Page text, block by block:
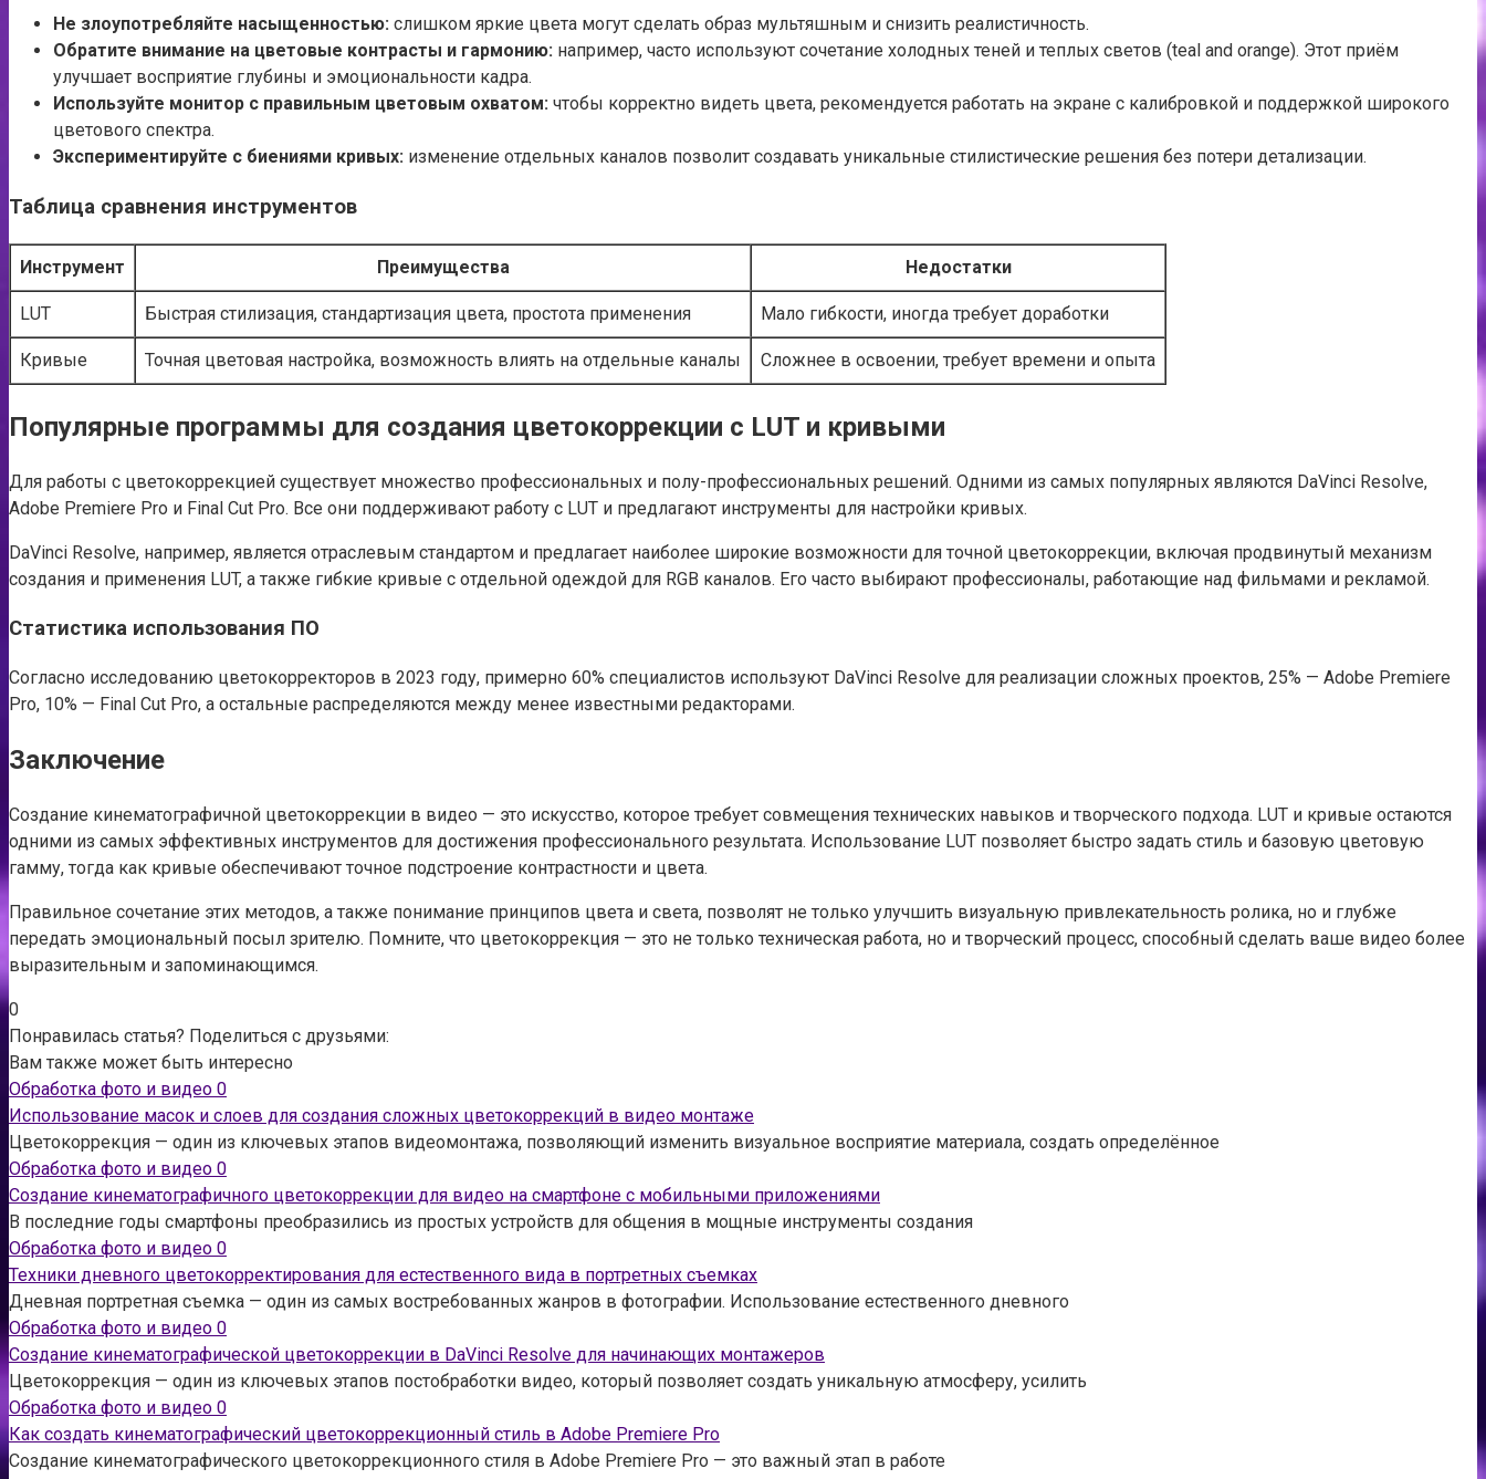
Не злоупотребляйте насыщенностью: слишком яркие цвета могут сделать образ мультяшным и снизить реалистичность.
Обратите внимание на цветовые контрасты и гармонию: например, часто используют сочетание холодных теней и теплых светов (teal and orange). Этот приём
улучшает восприятие глубины и эмоциональности кадра.
Используйте монитор с правильным цветовым охватом: чтобы корректно видеть цвета, рекомендуется работать на экране с калибровкой и поддержкой широкого
цветового спектра.
Экспериментируйте с биениями кривых: изменение отдельных каналов позволит создавать уникальные стилистические решения без потери детализации.
Таблица сравнения инструментов
Инструмент Преимущества Недостатки
LUT Быстрая стилизация, стандартизация цвета, простота применения Мало гибкости, иногда требует доработки
Кривые Точная цветовая настройка, возможность влиять на отдельные каналы Сложнее в освоении, требует времени и опыта
Популярные программы для создания цветокоррекции с LUT и кривыми
Для работы с цветокоррекцией существует множество профессиональных и полу-профессиональных решений. Одними из самых популярных являются DaVinci Resolve,
Adobe Premiere Pro и Final Cut Pro. Все они поддерживают работу с LUT и предлагают инструменты для настройки кривых.
DaVinci Resolve, например, является отраслевым стандартом и предлагает наиболее широкие возможности для точной цветокоррекции, включая продвинутый механизм
создания и применения LUT, а также гибкие кривые с отдельной одеждой для RGB каналов. Его часто выбирают профессионалы, работающие над фильмами и рекламой.
Статистика использования ПО
Согласно исследованию цветокорректоров в 2023 году, примерно 60% специалистов используют DaVinci Resolve для реализации сложных проектов, 25% — Adobe Premiere
Pro, 10% — Final Cut Pro, а остальные распределяются между менее известными редакторами.
Заключение
Создание кинематографичной цветокоррекции в видео — это искусство, которое требует совмещения технических навыков и творческого подхода. LUT и кривые остаются
одними из самых эффективных инструментов для достижения профессионального результата. Использование LUT позволяет быстро задать стиль и базовую цветовую
гамму, тогда как кривые обеспечивают точное подстроение контрастности и цвета.
Правильное сочетание этих методов, а также понимание принципов цвета и света, позволят не только улучшить визуальную привлекательность ролика, но и глубже
передать эмоциональный посыл зрителю. Помните, что цветокоррекция — это не только техническая работа, но и творческий процесс, способный сделать ваше видео более
выразительным и запоминающимся.
0
Понравилась статья? Поделиться с друзьями:
Вам также может быть интересно
Обработка фото и видео 0
Использование масок и слоев для создания сложных цветокоррекций в видео монтаже
Цветокоррекция — один из ключевых этапов видеомонтажа, позволяющий изменить визуальное восприятие материала, создать определённое
Обработка фото и видео 0
Создание кинематографичного цветокоррекции для видео на смартфоне с мобильными приложениями
В последние годы смартфоны преобразились из простых устройств для общения в мощные инструменты создания
Обработка фото и видео 0
Техники дневного цветокорректирования для естественного вида в портретных съемках
Дневная портретная съемка — один из самых востребованных жанров в фотографии. Использование естественного дневного
Обработка фото и видео 0
Создание кинематографической цветокоррекции в DaVinci Resolve для начинающих монтажеров
Цветокоррекция — один из ключевых этапов постобработки видео, который позволяет создать уникальную атмосферу, усилить
Обработка фото и видео 0
Как создать кинематографический цветокоррекционный стиль в Adobe Premiere Pro
Создание кинематографического цветокоррекционного стиля в Adobe Premiere Pro — это важный этап в работе